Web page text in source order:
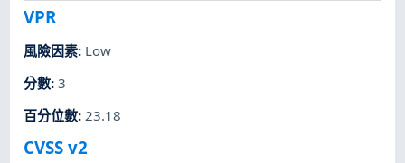
VPR
風險因素: Low
分數:3
百分位數:23.18
CVSS v2